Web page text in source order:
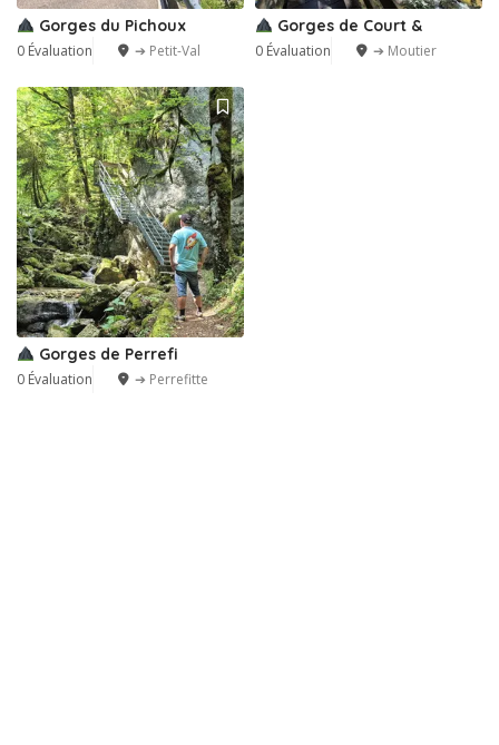
Gorges du Pichoux
0 Évaluation ➔ Petit-Val
Gorges de Court &
0 Évaluation ➔ Moutier
Gorges de Perrefi
0 Évaluation ➔ Perrefitte